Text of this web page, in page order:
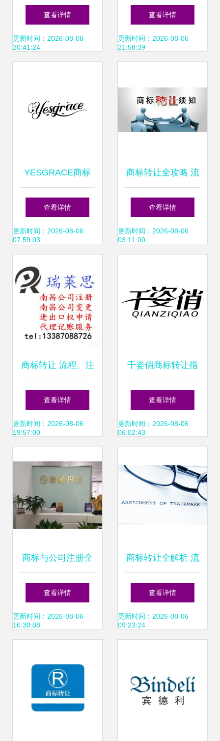
标转让 两种不同的
商业授权模式
查看详情
更新时间：2026-08-06
20:41:24
否同时办理及其手
续详解
查看详情
更新时间：2026-08-06
21:58:39
YESGRACE商标
转让指南 流程、价
值与注意事项
查看详情
更新时间：2026-08-06
07:59:03
商标转让全攻略 流
程、风险与注意事
项一本通
查看详情
更新时间：2026-08-06
03:11:00
商标转让 流程、注
意事项与法律要点
解析
查看详情
更新时间：2026-08-06
19:57:00
千姿俏商标转让指
南 第05类医药品商
标的买卖流程与平
查看详情
更新时间：2026-08-06
06:02:43
商标与公司注册全
攻略 从注册到管理
的一站式服务解析
查看详情
更新时间：2026-08-06
16:30:08
商标转让全解析 流
程、风险与注意事
项
查看详情
更新时间：2026-08-06
09:23:24